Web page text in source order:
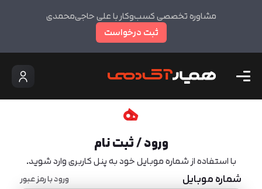
مشاوره تخصصی کسب‌وکار با علی حاجی‌محمدی
ثبت درخواست
ورود / ثبت نام
با استفاده از شماره موبایل خود به پنل کاربری وارد شوید.
شماره موبایل ورود با رمز عبور